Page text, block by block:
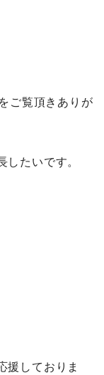
ご覧頂きありが
したいです。
援しておりま